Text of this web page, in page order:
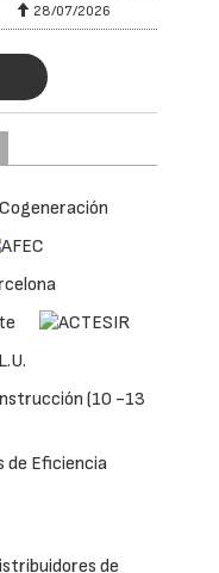
28/07/2026